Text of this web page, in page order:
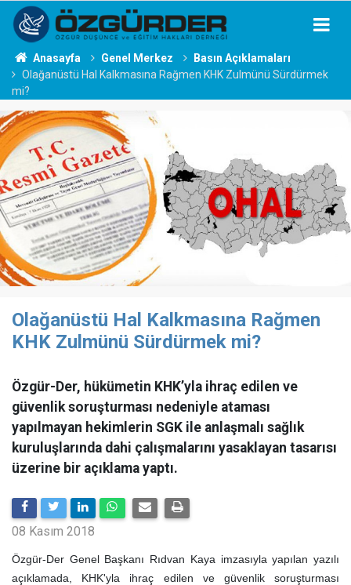
Anasayfa Genel Merkez
Basın Açıklamaları
Olağanüstü Hal Kalkmasına Rağmen KHK Zulmünü Sürdürmek
mi?
Olağanüstü Hal Kalkmasına Rağmen
KHK Zulmünü Sürdürmek mi?
Özgür-Der, hükümetin KHK’yla ihraç edilen ve
güvenlik soruşturması nedeniyle ataması
yapılmayan hekimlerin SGK ile anlaşmalı sağlık
kuruluşlarında dahi çalışmalarını yasaklayan tasarısı
üzerine bir açıklama yaptı.
08 Kasım 2018
Özgür-Der Genel Başkanı Rıdvan Kaya imzasıyla yapılan yazılı
açıklamada, KHK'yla ihraç edilen ve güvenlik soruşturması